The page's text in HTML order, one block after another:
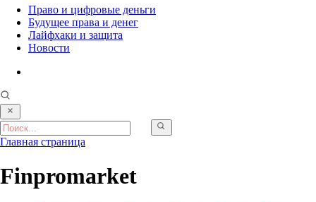
Право и цифровые деньги
Будущее права и денег
Лайфхаки и защита
Новости
Главная страница
Finpromarket